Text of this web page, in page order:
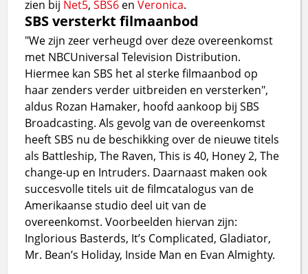
zien bij Net5,SBS6 enVeronica.
SBS versterkt filmaanbod
"We zijn zeer verheugd over deze overeenkomst
met NBCUniversal Television Distribution.
Hiermee kan SBS het al sterke filmaanbod op
haar zenders verder uitbreiden en versterken",
aldus Rozan Hamaker, hoofd aankoop bij SBS
Broadcasting. Als gevolg van de overeenkomst
heeft SBS nu de beschikking over de nieuwe titels
als Battleship, The Raven, This is 40, Honey 2, The
change-up en Intruders. Daarnaast maken ook
succesvolle titels uit de filmcatalogus van de
Amerikaanse studio deel uit van de
overeenkomst. Voorbeelden hiervan zijn:
Inglorious Basterds, It’s Complicated, Gladiator,
Mr. Bean’s Holiday, Inside Man en Evan Almighty.